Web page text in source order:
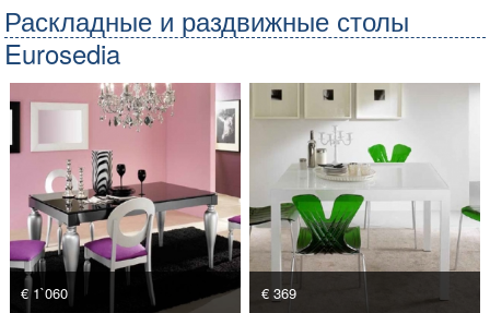
Раскладные и раздвижные столы
Eurosedia
€ 1`060 € 369